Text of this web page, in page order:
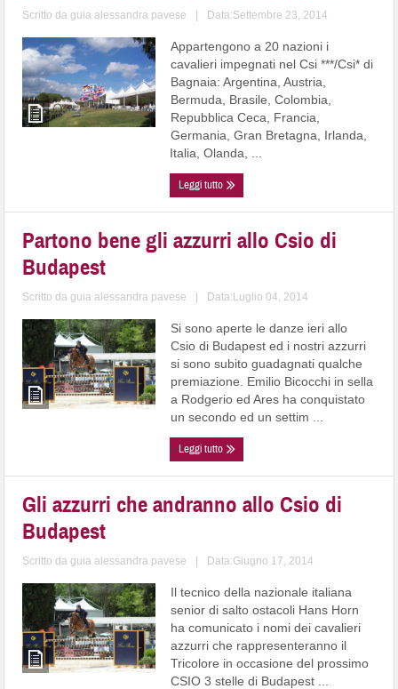
Scritto daguia alessandra pavese Data:Settembre 23, 2014
Appartengono a 20 nazioni i
cavalieri impegnati nel Csi ***/Csi* di
Bagnaia: Argentina, Austria,
Bermuda, Brasile, Colombia,
Repubblica Ceca, Francia,
Germania, Gran Bretagna, Irlanda,
Italia, Olanda, ...
Leggi tutto
Partono bene gli azzurri allo Csio di
Budapest
Scritto daguia alessandra pavese Data:Luglio 04, 2014
Si sono aperte le danze ieri allo
Csio di Budapest ed i nostri azzurri
si sono subito guadagnati qualche
premiazione. Emilio Bicocchi in sella
a Rodgerio ed Ares ha conquistato
un secondo ed un settim ...
Leggi tutto
Gli azzurri che andranno allo Csio di
Budapest
Scritto daguia alessandra pavese Data:Giugno 17, 2014
Il tecnico della nazionale italiana
senior di salto ostacoli Hans Horn
ha comunicato i nomi dei cavalieri
azzurri che rappresenteranno il
Tricolore in occasione del prossimo
CSIO 3 stelle di Budapest ...